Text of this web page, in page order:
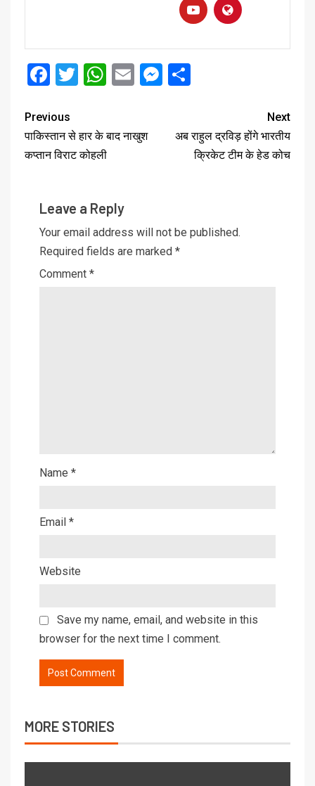
Facebook
Twitter
WhatsApp
EmailMessenger
Previous
पाकिस्तान से हार के बाद नाखुश
कप्तान विराट कोहली
Next
अब राहुल द्रविड़ होंगे भारतीय
क्रिकेट टीम के हेड कोच
Leave a Reply
Your email address will not be published.
Required fields are marked *
Comment *
Name *
Email *
Website
Save my name, email, and website in this
browser for the next time I comment.
MORE STORIES